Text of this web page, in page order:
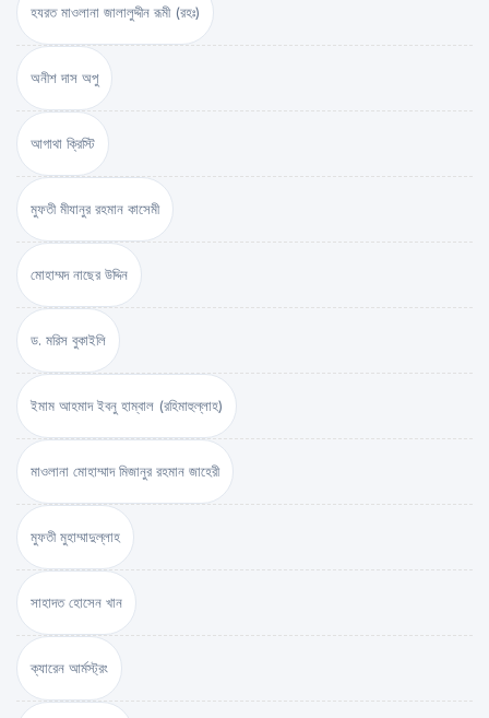
হযরত মাওলানা জালালুদ্দীন রূমী (রহঃ)
অনীশ দাস অপু
আগাথা ক্রিস্টি
মুফতী মীযানুর রহমান কাসেমী
মোহাম্মদ নাছের উদ্দিন
ড. মরিস বুকাইলি
ইমাম আহমাদ ইবনু হাম্বাল (রহিমাহুল্লাহ)
মাওলানা মোহাম্মাদ মিজানুর রহমান জাহেরী
মুফতী মুহাম্মাদুল্লাহ
সাহাদত হোসেন খান
ক্যারেন আর্মস্ট্রং